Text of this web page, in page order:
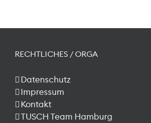
RECHTLICHES / ORGA
Datenschutz
Impressum
Kontakt
TUSCH Team Hamburg